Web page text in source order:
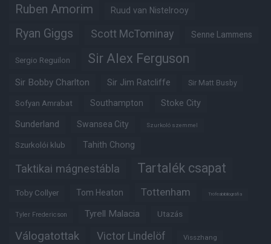
Ruben Amorim Ruud van Nistelrooy
Ryan Giggs Scott McTominay Senne Lammens
Sergio Reguilon Sir Alex Ferguson
Sir Bobby Charlton Sir Jim Ratcliffe Sir Matt Busby
Sofyan Amrabat Southampton Stoke City
Sunderland Swansea City Szurkoló szemmel
Szurkolói klub Tahith Chong
Taktikai mágnestábla Tartalék csapat
Toby Collyer Tom Heaton Tottenham Trófeabibliográfia
Tyler Fredericson Tyrell Malacia Utazás
Válogatottak Victor Lindelöf Visszhang